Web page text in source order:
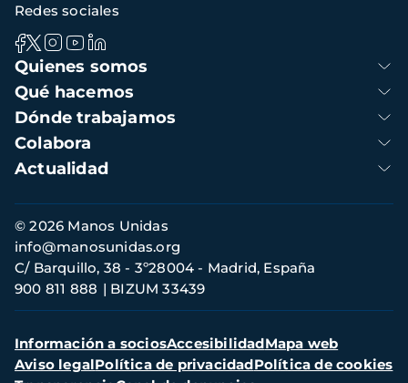
Navegación
principal
Quienes somos
Qué hacemos
Dónde trabajamos
Colabora
Actualidad
Redes sociales
Información
de
contacto
© 2026 Manos Unidas
C/ Barquillo, 38 - 3º28004 - Madrid, España
900 811 888
BIZUM 33439
info@manosunidas.org
Menú
secundario
Información a sociosAccesibilidadMapa web
Aviso legalPolítica de privacidadPolítica de cookies